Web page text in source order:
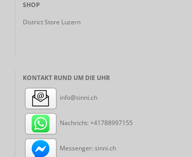
SHOP
District Store Luzern
KONTAKT RUND UM DIE UHR
info@sinni.ch
Nachricht: +41788997155
Messenger: sinni.ch